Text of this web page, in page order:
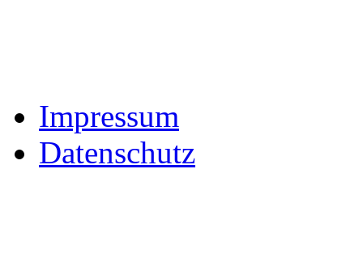
Impressum
Datenschutz